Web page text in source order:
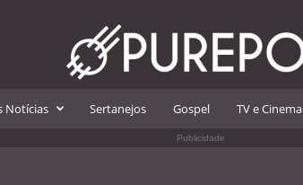
Notícias Sertanejos Gospel TV e Cinema
Publicidade